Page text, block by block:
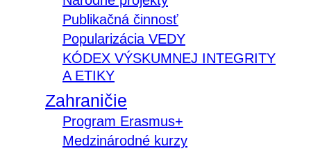
Publikačná činnosť
Popularizácia VEDY
KÓDEX VÝSKUMNEJ INTEGRITY
A ETIKY
Zahraničie
Program Erasmus+
Medzinárodné kurzy